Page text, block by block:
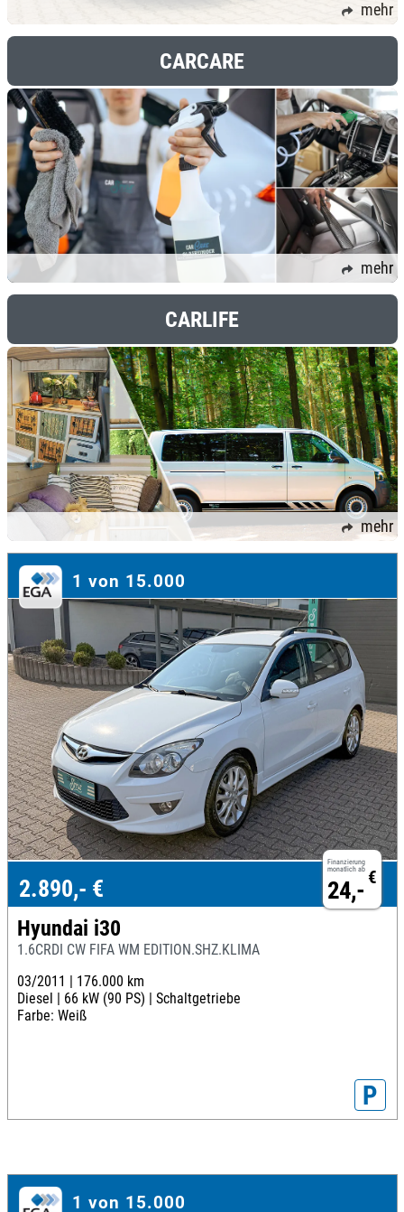
mehr
CARCARE
mehr
CARLIFE
mehr
1 von 15.000
Finanzierung
monatlich ab €
24,-
2.890,- €
Hyundai i30
1.6CRDI CW FIFA WM EDITION.SHZ.KLIMA
03/2011 | 176.000 km
Diesel | 66 kW (90 PS) | Schaltgetriebe
Farbe: Weiß
P
1 von 15.000